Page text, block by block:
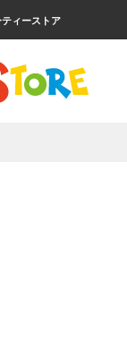
ィーストア